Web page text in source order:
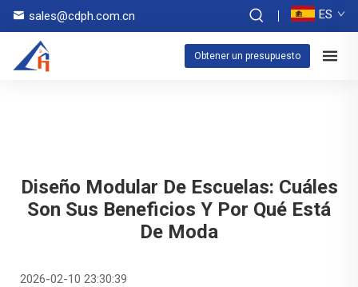
sales@cdph.com.cn ES
Obtener un presupuesto
Diseño Modular De Escuelas: Cuáles
Son Sus Beneficios Y Por Qué Está
De Moda
2026-02-10 23:30:39